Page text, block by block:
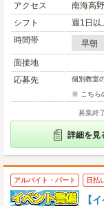
アクセス
南海高
シフト
週1日以
時間帯
早朝
面接地
応募先
個別教室
※ こちら
募集終
詳細を見
アルバイト・パート 日払
【